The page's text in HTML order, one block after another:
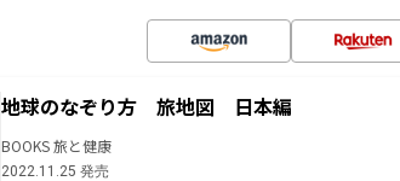
地球のなぞり方 旅地図 日本編
BOOKS 旅と健康
2022.11.25 発売